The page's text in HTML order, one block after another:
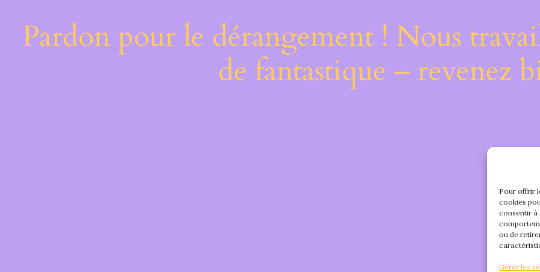
Pour offrir
cookies
consentir à
ou de
Gérer les
Pardon pour le dérangement ! Nous
de fantastique – revenez